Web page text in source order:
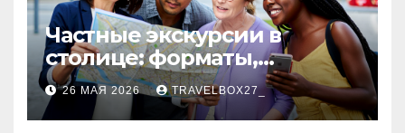
Частные экскурсии в
столице: форматы,
маршруты и особенности
организации
26 МАЯ 2026 TRAVELBOX27_